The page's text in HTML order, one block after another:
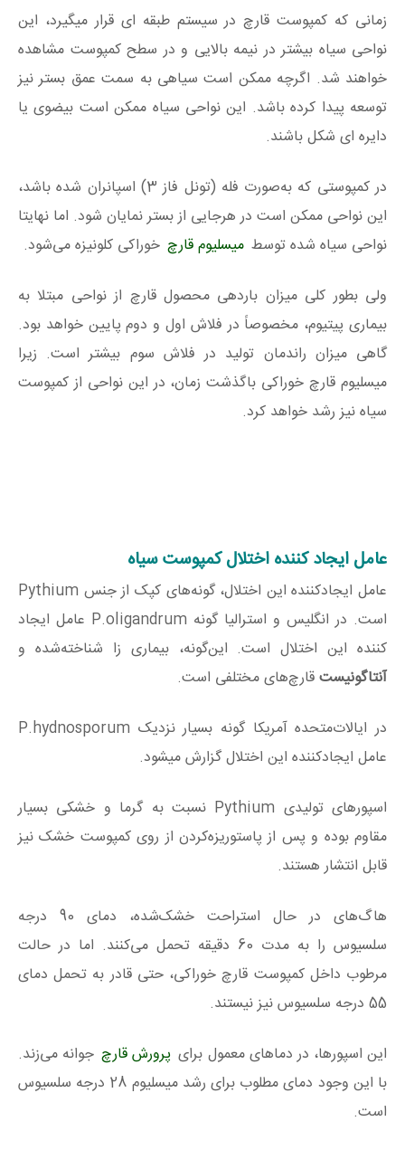
زمانی که کمپوست قارچ در سیستم طبقه ای قرار میگیرد، این
نواحی سیاه بیشتر در نیمه بالایی و در سطح کمپوست مشاهده
خواهند شد. اگرچه ممکن است سیاهی به سمت عمق بستر نیز
توسعه پیدا کرده باشد. این نواحی سیاه ممکن است بیضوی یا
دایره ای شکل باشند.
در کمپوستی که به‌صورت فله (تونل فاز 3) اسپانران شده باشد،
این نواحی ممکن است در هرجایی از بستر نمایان شود. اما نهایتا
نواحی سیاه شده توسط میسلیوم قارچ خوراکی کلونیزه می‌شود.
ولی بطور کلی میزان باردهی محصول قارچ از نواحی مبتلا به
بیماری پیتیوم، مخصوصاً در فلاش اول و دوم پایین خواهد بود.
گاهی میزان راندمان تولید در فلاش سوم بیشتر است. زیرا
میسلیوم قارچ خوراکی باگذشت زمان، در این نواحی از کمپوست
سیاه نیز رشد خواهد کرد.
عامل ایجاد کننده اختلال کمپوست سیاه
عامل ایجادکننده این اختلال، گونه‌های کپک از جنس Pythium
است. در انگلیس و استرالیا گونه P.oligandrum عامل ایجاد
کننده این اختلال است. این‌گونه، بیماری زا شناخته‌شده و
آنتاگونیستقارچ‌های مختلفی است.
در ایالات‌متحده آمریکا گونه بسیار نزدیک P.hydnosporum
عامل ایجادکننده این اختلال گزارش میشود.
اسپورهای تولیدی Pythium نسبت به گرما و خشکی بسیار
مقاوم بوده و پس از پاستوریزه‌کردن از روی کمپوست خشک نیز
قابل انتشار هستند.
هاگ‌های در حال استراحت خشک‌‌شده، دمای 90 درجه
سلسیوس را به مدت 60 دقیقه تحمل می‌کنند. اما در حالت
مرطوب داخل کمپوست قارچ خوراکی، حتی قادر به تحمل دمای
55 درجه سلسیوس نیز نیستند.
این اسپورها، در دماهای معمول برای پرورش قارچ جوانه می‌زند.
با این‌ وجود دمای مطلوب برای رشد میسلیوم 28 درجه سلسیوس
است.